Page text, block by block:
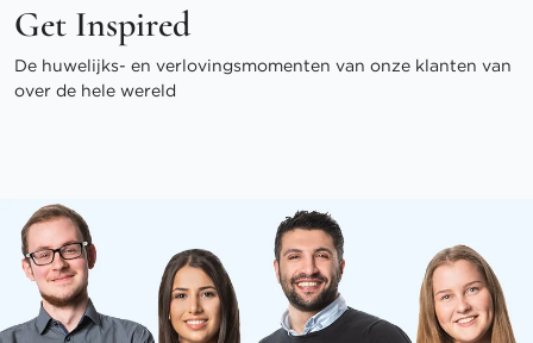
Get Inspired
De huwelijks- en verlovingsmomenten van onze klanten van
over de hele wereld